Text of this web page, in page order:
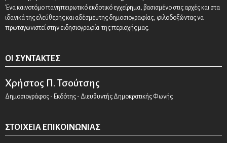
Ένα καινοτόμο πανηπειρωτικό εκδοτικό εγχείρημα, βασισμένο στις αρχές και στα
ιδανικά της ελεύθερης και αδέσμευτης δημοσιογραφίας, φιλοδοξώντας να
πρωταγωνιστεί στην ειδησιογραφία της περιοχής μας.
ΟΙ ΣΥΝΤΆΚΤΕΣ
Χρήστος Π. Τσούτσης
Δημοσιογράφος - Εκδότης - Διευθυντής Δημοκρατικής Φωνής
ΣΤΟΙΧΕΊΑ ΕΠΙΚΟΙΝΩΝΊΑΣ